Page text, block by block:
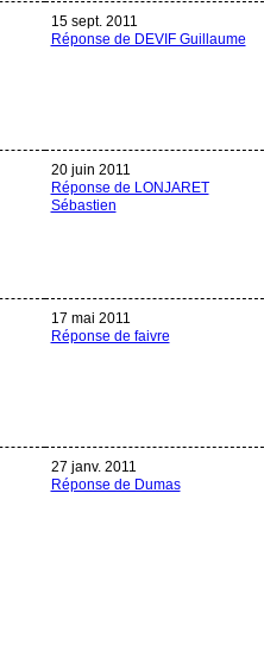
15 sept. 2011
Réponse de DEVIF Guillaume
20 juin 2011
Réponse de LONJARET
Sébastien
17 mai 2011
Réponse de faivre
27 janv. 2011
Réponse de Dumas